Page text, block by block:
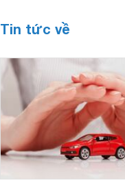
Tin tức về